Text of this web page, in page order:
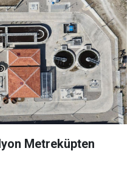
Metreküpten